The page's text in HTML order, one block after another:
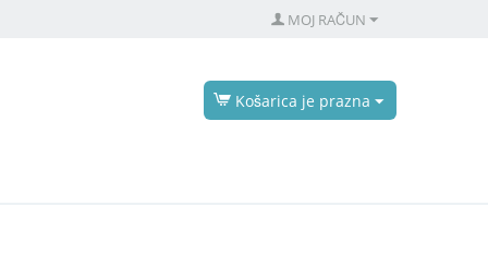
MOJ RAČUN
Košarica je prazna